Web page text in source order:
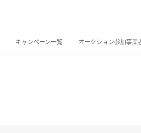
キャンペーン一覧 オークション参加事業